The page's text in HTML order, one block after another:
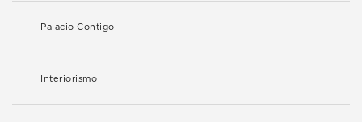
Palacio Contigo
Interiorismo